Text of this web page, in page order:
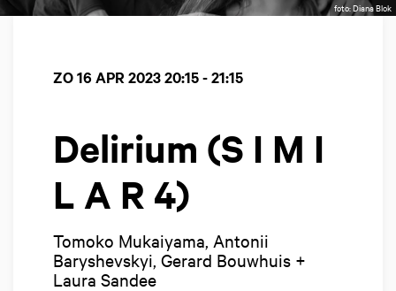
foto: Diana Blok
Delirium (S I M I
L A R 4)
Tomoko Mukaiyama, Antonii
Baryshevskyi, Gerard Bouwhuis +
Laura Sandee
ZO 16 APR 202320:15 - 21:15